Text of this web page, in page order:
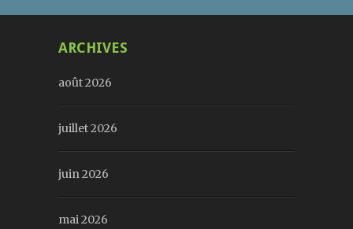
ARCHIVES
août 2026
juillet 2026
juin 2026
mai 2026